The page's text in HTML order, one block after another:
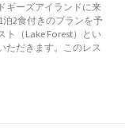
ギーズアイランドに来
2食付きのプランを予
ト（Lake Forest）とい
ただきます。このレス